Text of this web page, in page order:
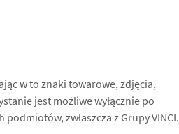
w to znaki towarowe, zdjęcia,
jest możliwe wyłącznie po
zwłaszcza z Grupy VINCI.